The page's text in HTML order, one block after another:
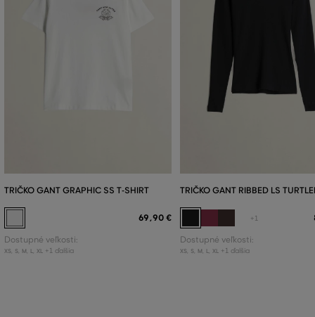
TRIČKO GANT GRAPHIC SS T-SHIRT
69,90 €
Dostupné veľkosti:
XS S M L XL +1 ďalšia
TRIČKO GANT RIBBED LS
+1
Dostupné veľkosti:
XS S M L XL +1 ďalšia